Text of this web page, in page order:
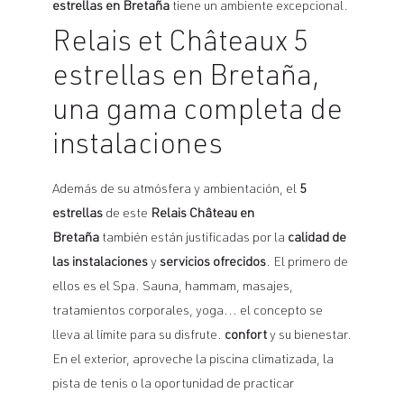
estrellas en Bretañatiene un ambiente excepcional.
Relais et Châteaux 5
estrellas en Bretaña,
una gama completa de
instalaciones
Además de su atmósfera y ambientación, el 5
estrellasde este Relais Château en
Bretañatambién están justificadas por la calidad de
las instalacionesy servicios ofrecidos. El primero de
ellos es el Spa. Sauna, hammam, masajes,
tratamientos corporales, yoga... el concepto se
lleva al límite para su disfrute. conforty su bienestar.
En el exterior, aproveche la piscina climatizada, la
pista de tenis o la oportunidad de practicar